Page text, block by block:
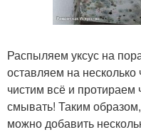
Распыляем уксус на
оставляем на
чистим всё и протираем
смывать! Таким
можно добавить